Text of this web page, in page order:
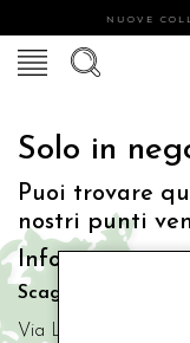
NUOVE
Solo in
Puoi trovare
nostri punti
Info contatti
Scaglione Bimbi di
Via Luigi Mazzella,73